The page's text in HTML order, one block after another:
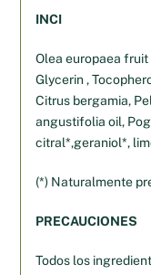
INCI
Olea europaea fruit
Glycerin ,
Citrus bergamia,
angustifolia oil,
citral*,geraniol*,
(*) Naturalmente
PRECAUCIONES
Todos los